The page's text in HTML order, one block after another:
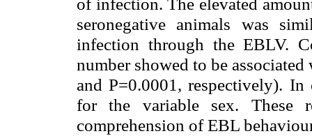
seronegative animals was
infection through the EBLV.
number showed to be
and P=0.0001, respectively).
for the variable sex. These
comprehension of EBL